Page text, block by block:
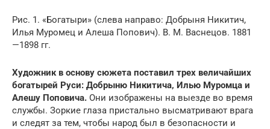
Рис. 1. «Богатыри» (слева направо: Добрыня Никитич,
Илья Муромец и Алеша Попович). В. М. Васнецов. 1881
—1898 гг.
Художник в основу сюжета поставил трех величайших
богатырей Руси: Добрыню Никитича, Илью Муромца и
Алешу Поповича. Они изображены на выезде во время
службы. Зоркие глаза пристально высматривают врага
и следят за тем, чтобы народ был в безопасности и